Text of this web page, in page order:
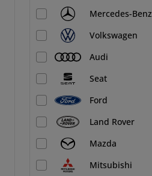
Mercedes-Benz
Volkswagen
Audi
Seat
Ford
Land Rover
Mazda
Mitsubishi